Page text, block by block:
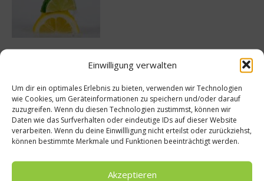
Einwilligung verwalten
Um dir ein optimales Erlebnis zu bieten, verwenden wir Technologien
wie Cookies, um Geräteinformationen zu speichern und/oder darauf
zuzugreifen. Wenn du diesen Technologien zustimmst, können wir
Daten wie das Surfverhalten oder eindeutige IDs auf dieser Website
verarbeiten. Wenn du deine Einwillligung nicht erteilst oder zurückziehst,
können bestimmte Merkmale und Funktionen beeinträchtigt werden.
Akzeptieren
–
Etikette
News
Von der
zur Sterne-